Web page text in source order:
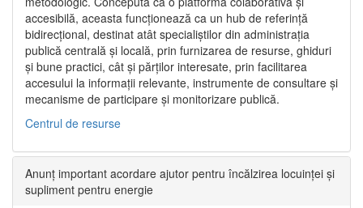
accesibilă, aceasta funcționează ca un hub de referință
bidirecțional, destinat atât specialiștilor din administrația
publică centrală și locală, prin furnizarea de resurse, ghiduri
și bune practici, cât și părților interesate, prin facilitarea
accesului la informații relevante, instrumente de consultare și
mecanisme de participare și monitorizare publică.
Centrul de resurse
Anunț important acordare ajutor pentru încălzirea locuinței și
supliment pentru energie